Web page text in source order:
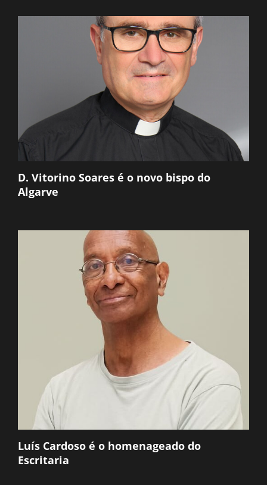
D. Vitorino Soares é o novo bispo do
Algarve
Luís Cardoso é o homenageado do
Escritaria